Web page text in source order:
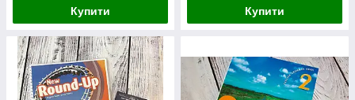
Купити Купити